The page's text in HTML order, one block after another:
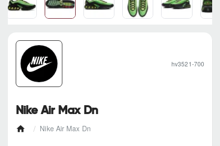
Nike Air Max Dn
Nike Air Max Dn
hv3521-700